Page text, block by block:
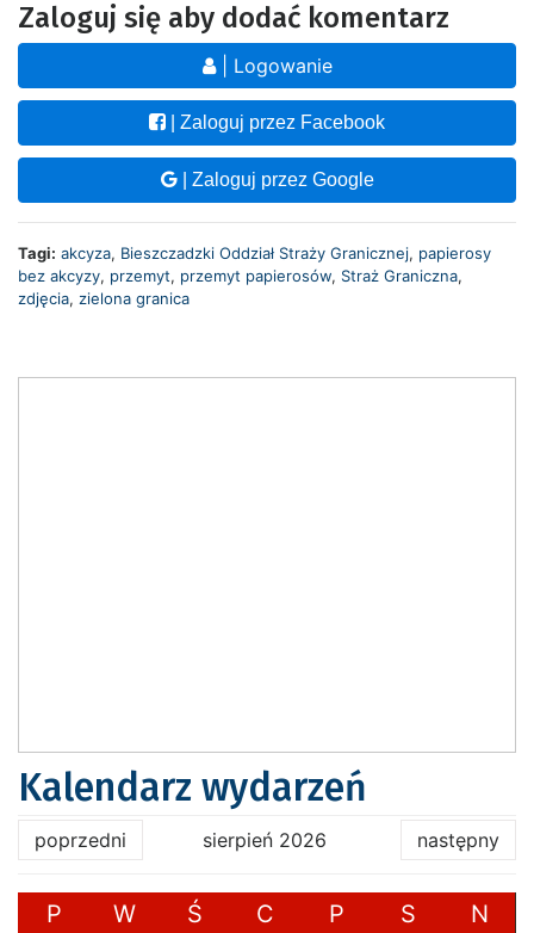
Zaloguj się aby dodać komentarz
| Logowanie
| Zaloguj przez Facebook
| Zaloguj przez Google
Tagi: akcyza, Bieszczadzki Oddział Straży Granicznej, papierosy
bez akcyzy, przemyt, przemyt papierosów, Straż Graniczna,
zdjęcia, zielona granica
Kalendarz wydarzeń
poprzedni sierpień 2026 następny
P W Ś C P S N